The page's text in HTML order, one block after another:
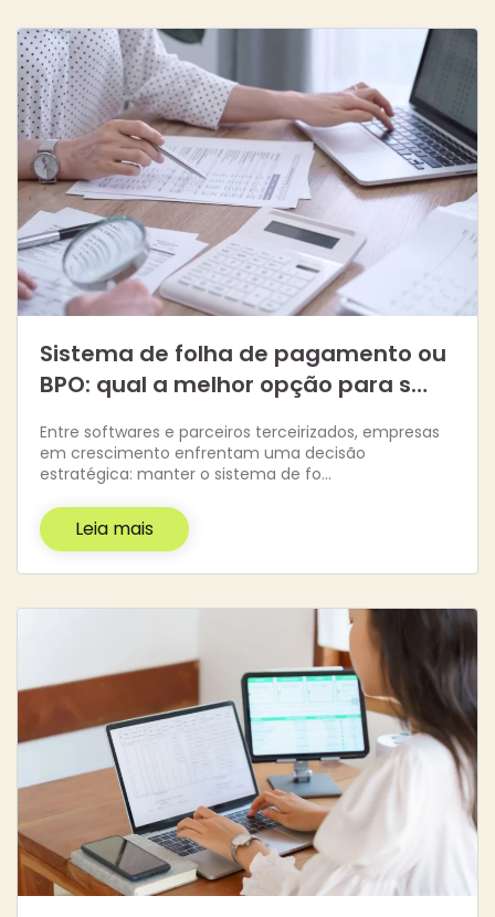
Sistema de folha de pagamento ou
BPO: qual a melhor opção para s…
Entre softwares e parceiros terceirizados, empresas
em crescimento enfrentam uma decisão
estratégica: manter o sistema de fo…
Leia mais